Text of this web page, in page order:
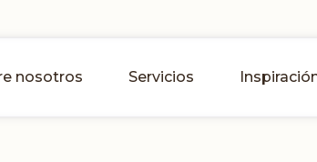
nosotros Servicios